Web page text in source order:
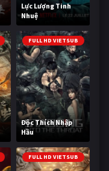
Lực Lượng Tinh
Nhuệ
FULL HD VIETSUB
Độc Thích Nhập
Hầu
FULL HD VIETSUB